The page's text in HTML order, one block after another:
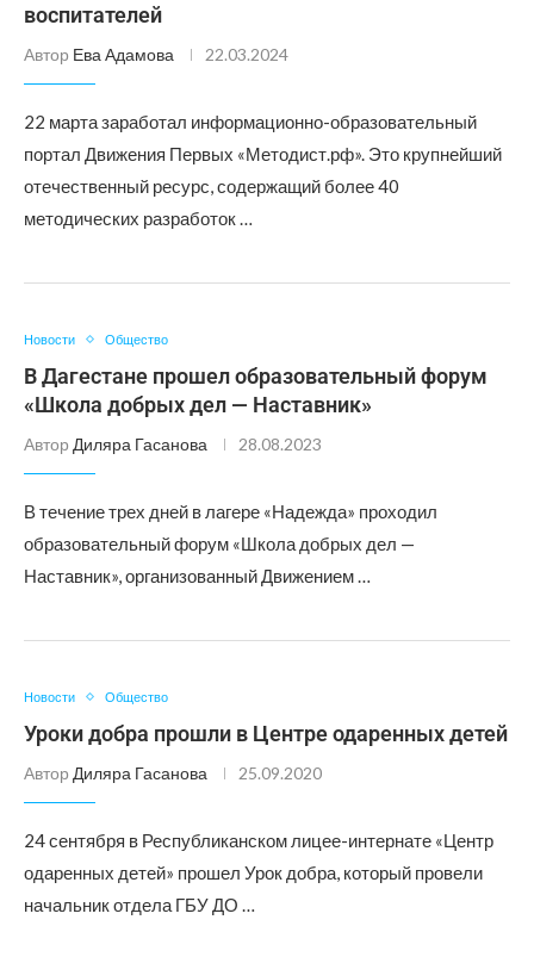
воспитателей
Автор Ева Адамова 22.03.2024
22 марта заработал информационно-образовательный
портал Движения Первых «Методист.рф». Это крупнейший
отечественный ресурс, содержащий более 40
методических разработок …
Новости Общество
В Дагестане прошел образовательный форум
«Школа добрых дел — Наставник»
Автор Диляра Гасанова 28.08.2023
В течение трех дней в лагере «Надежда» проходил
образовательный форум «Школа добрых дел —
Наставник», организованный Движением …
Новости Общество
Уроки добра прошли в Центре одаренных детей
Автор Диляра Гасанова 25.09.2020
24 сентября в Республиканском лицее-интернате «Центр
одаренных детей» прошел Урок добра, который провели
начальник отдела ГБУ ДО …